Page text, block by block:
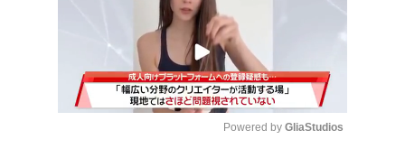
Powered by GliaStudios